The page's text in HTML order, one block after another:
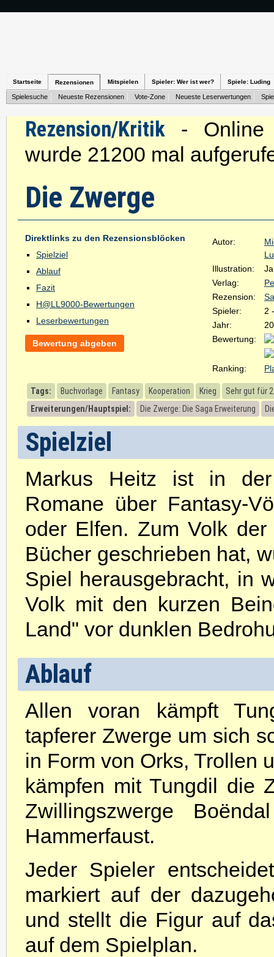
Startseite Rezensionen Mitspielen Spieler: Wer ist wer? Spiele: Luding
Spielesuche Neueste Rezensionen Vote-Zone Neueste Leserwertungen
Rezension/Kritik - Online
wurde 21200 mal
Die Zwerge
Direktlinks zu den Rezensionsblöcken
Spielziel
Ablauf
Fazit
H@LL9000-Bewertungen
Leserbewertungen
Bewertung abgeben
Autor:
Illustration:
Verlag:
Rezension:
Spieler:
2
Jahr:
Bewertung:
Ranking:
Tags: Buchvorlage Fantasy Kooperation Krieg
Sehr gut für
Erweiterungen/Hauptspiel:
Die Zwerge: Die Saga Erweiterung
Spielziel
Markus Heitz ist in
Romane über Fantasy-
oder Elfen. Zum Volk
Bücher geschrieben hat,
Spiel herausgebracht, in
Volk mit den kurzen
Land" vor dunklen
Ablauf
Allen voran kämpft
tapferer Zwerge um sich
in Form von Orks, Trollen
kämpfen mit Tungdil die
Zwillingszwerge
Hammerfaust.
Jeder Spieler
markiert auf der
und stellt die Figur auf
auf dem Spielplan.